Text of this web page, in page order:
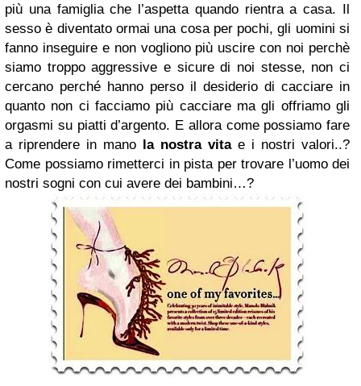
più una famiglia che l’aspetta quando rientra a casa. Il
sesso è diventato ormai una cosa per pochi, gli uomini si
fanno inseguire e non vogliono più uscire con noi perchè
siamo troppo aggressive e sicure di noi stesse, non ci
cercano perché hanno perso il desiderio di cacciare in
quanto non ci facciamo più cacciare ma gli offriamo gli
orgasmi su piatti d’argento. E allora come possiamo fare
a riprendere in mano la nostra vitae i nostri valori..?
Come possiamo rimetterci in pista per trovare l’uomo dei
nostri sogni con cui avere dei bambini…?